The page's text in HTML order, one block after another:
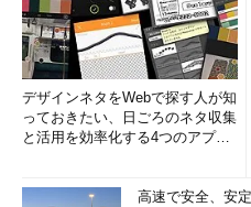
デザインネタをWebで探す人が知
っておきたい、日ごろのネタ収集
と活用を効率化する4つのアプリ
高速で安全、安